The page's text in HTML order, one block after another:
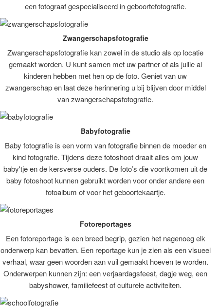
een fotograaf gespecialiseerd in geboortefotografie.
Zwangerschapsfotografie
Zwangerschapsfotografie kan zowel in de studio als op locatie
gemaakt worden. U kunt samen met uw partner of als jullie al
kinderen hebben met hen op de foto. Geniet van uw
zwangerschap en laat deze herinnering u bij blijven door middel
van zwangerschapsfotografie.
Babyfotografie
Baby fotografie is een vorm van fotografie binnen de moeder en
kind fotografie. Tijdens deze fotoshoot draait alles om jouw
baby'tje en de kersverse ouders. De foto’s die voortkomen uit de
baby fotoshoot kunnen gebruikt worden voor onder andere een
fotoalbum of voor het geboortekaartje.
Fotoreportages
Een fotoreportage is een breed begrip, gezien het nagenoeg elk
onderwerp kan bevatten. Een reportage kun je zien als een visueel
verhaal, waar geen woorden aan vuil gemaakt hoeven te worden.
Onderwerpen kunnen zijn: een verjaardagsfeest, dagje weg, een
babyshower, familiefeest of culturele activiteiten.